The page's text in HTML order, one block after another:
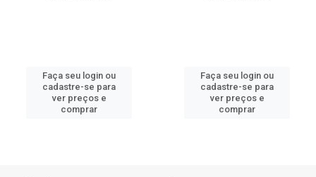
Faça seu login ou
cadastre-se para
ver preços e
comprar
Faça seu login ou
cadastre-se para
ver preços e
comprar